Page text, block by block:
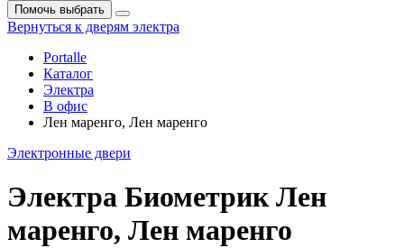
Помочь выбрать
Вернуться к дверям электра
Portalle
Каталог
Электра
В офис
Лен маренго, Лен маренго
Электронные двери
Электра Биометрик Лен
маренго, Лен маренго